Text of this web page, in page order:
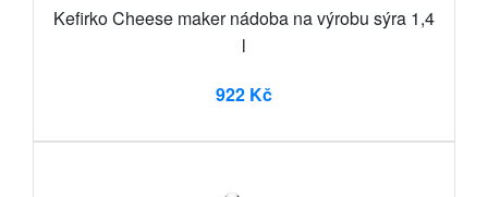
Kefirko Cheese maker nádoba na výrobu sýra 1,4
l
922 Kč